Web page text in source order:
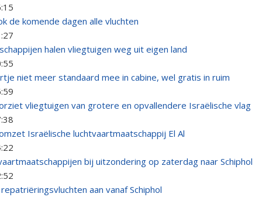
de komende dagen alle vluchten
halen vliegtuigen weg uit eigen land
niet meer standaard mee in cabine, wel gratis in ruim
vliegtuigen van grotere en opvallendere Israëlische vlag
Israëlische luchtvaartmaatschappij El Al
bij uitzondering op zaterdag naar Schiphol
aan vanaf Schiphol